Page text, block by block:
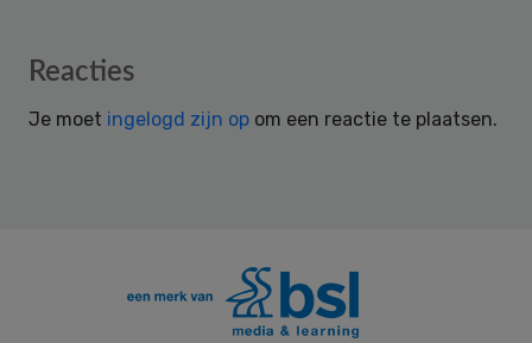
Reader
Reacties
Je moet ingelogd zijn op om een reactie te plaatsen.